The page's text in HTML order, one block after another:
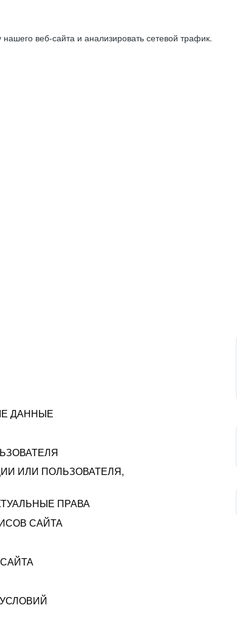
веб-сайта и анализировать сетевой трафик.
ДАННЫЕ
ИЛИ ПОЛЬЗОВАТЕЛЯ,
ПРАВА
САЙТА